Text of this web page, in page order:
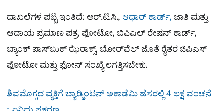
ದಾಖಲೆಗಳ ಪಟ್ಟಿ ಇಂತಿದೆ: ಆರ್.ಟಿ.ಸಿ., ಆಧಾರ್ ಕಾರ್ಡ್,ಜಾತಿ ಮತ್ತು
ಆದಾಯ ಪ್ರಮಾಣ ಪತ್ರ, ಫೋಟೋ, ಬಿಪಿಎಲ್ ರೇಷನ್ ಕಾರ್ಡ್,
ಬ್ಯಾಂಕ್ ಪಾಸ್‌ಬುಕ್ ಝೆರಾಕ್ಸ್, ಬೋರ್‌ವೆಲ್ ಜೊತೆ ರೈತರ ಜಿಪಿಎಸ್
ಫೋಟೋ ಮತ್ತು ಫೋನ್ ಸಂಖ್ಯೆ ಲಗತ್ತಿಸಬೇಕು.
ಶಿವಮೊಗ್ಗದ ವ್ಯಕ್ತಿಗೆ ಬ್ಯಾಡ್ಮಿಂಟನ್ ಅಕಾಡೆಮಿ ಹೆಸರಲ್ಲಿ 4 ಲಕ್ಷ ವಂಚನೆ